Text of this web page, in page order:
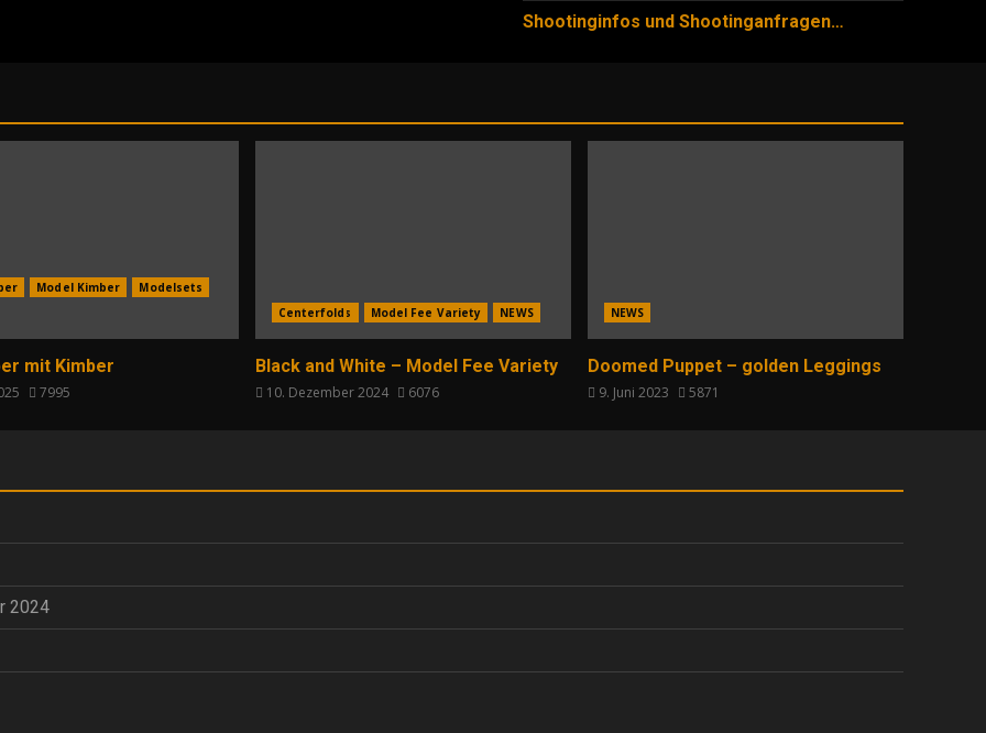
Shootinginfos und Shootinganfragen…
Model Kimber
Modelsets
mit Kimber
7995
Centerfolds Model Fee Variety NEWS
Black and White – Model Fee Variety
10. Dezember 2024 6076
NEWS
Doomed Puppet – golden Leggings
9. Juni 2023 5871
2024